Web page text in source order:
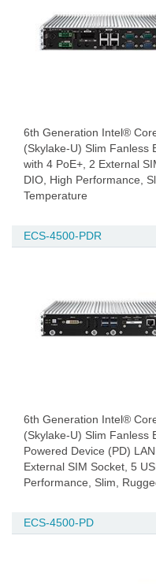
6th Generation Intel®
(Skylake-U) Slim Fanless
with 4 PoE+, 2 External
DIO, High Performance,
Temperature
ECS-4500-PDR
6th Generation Intel®
(Skylake-U) Slim Fanless
Powered Device (PD)
External SIM Socket, 5
Performance, Slim,
ECS-4500-PD